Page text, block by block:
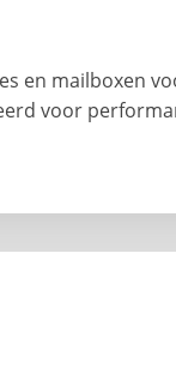
en mailboxen
voor